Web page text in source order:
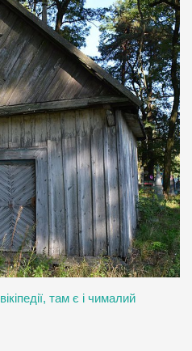
вікіпедії, там є і чималий